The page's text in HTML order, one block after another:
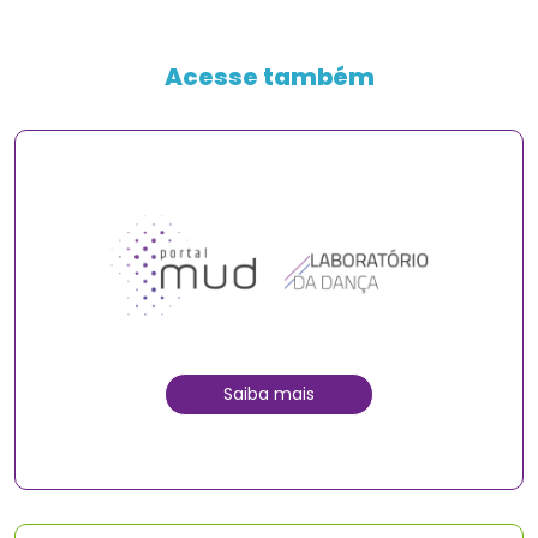
Acesse também
Saiba mais